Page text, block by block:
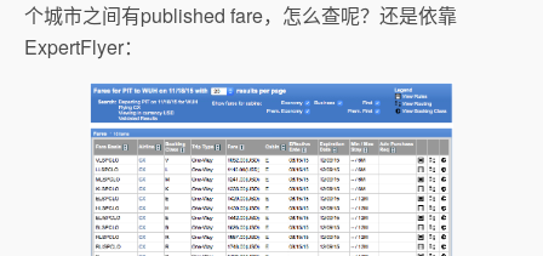
个城市之间有published fare，怎么查呢？还是依靠
ExpertFlyer：